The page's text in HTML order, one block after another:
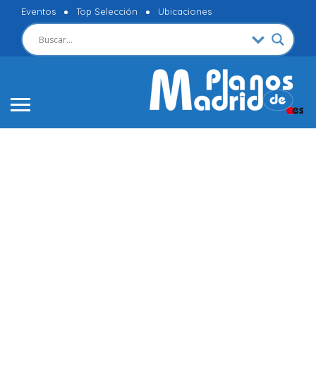
Eventos Top Selección Ubicaciones